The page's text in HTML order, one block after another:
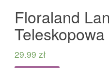
Floraland
29.99 zł